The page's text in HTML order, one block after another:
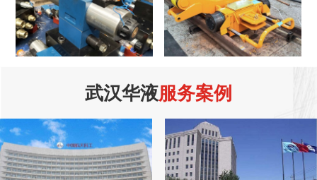
武汉华液服务案例